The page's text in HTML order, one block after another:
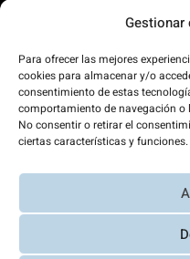
Para ofrecer las mejores
cookies para almacenar y/o
consentimiento de estas
comportamiento de navegación
No consentir o retirar el
ciertas características y funciones.
C/ Santa Engracia,
+34 625 47 42 11
300%. Web
renovables.